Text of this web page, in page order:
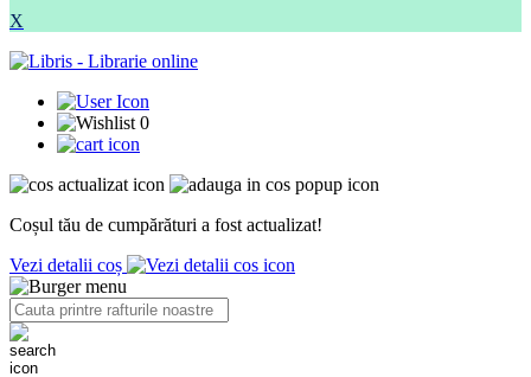
X
0
Coșul tău de cumpărături a fost actualizat!
Vezi detalii coș